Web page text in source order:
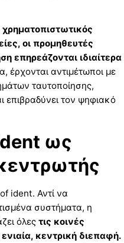
οι προμηθευτές
επηρεάζονται ιδιαίτερα
έρχονται αντιμέτωποι με
ταυτοποίησης,
επιβραδύνει τον ψηφιακό
ως
ident. Αντί να
συστήματα, η
όλες τις κοινές
ενιαία, κεντρική διεπαφή.